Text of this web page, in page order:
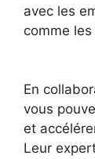
avec les
comme
En
vous
et
Leur